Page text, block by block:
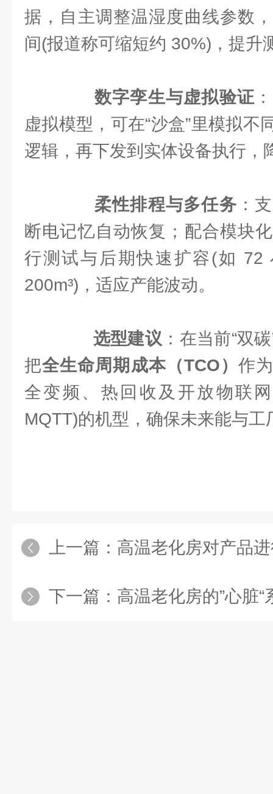
据，自主调整温湿度曲线参数
间(报道称可缩短约 30%)，提升
数字孪生与虚拟验证
虚拟模型，可在“沙盒”里模拟不
逻辑，再下发到实体设备执行，
柔性排程与多任务 ：
断电记忆自动恢复；配合模块
行测试与后期快速扩容(如 72
200m³)，适应产能波动。
选型建议 ：在当前“双
把全生命周期成本（TCO）作
全变频、热回收及开放物联
MQTT)的机型，确保未来能与
上一篇： 高温老化房对产品进行72小
下一篇： 高温老化房的”心脏“